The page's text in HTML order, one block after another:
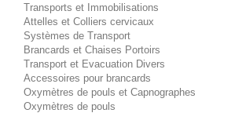
Transports et Immobilisations
Attelles et Colliers cervicaux
Systèmes de Transport
Brancards et Chaises Portoirs
Transport et Evacuation Divers
Accessoires pour brancards
Oxymètres de pouls et Capnographes
Oxymètres de pouls